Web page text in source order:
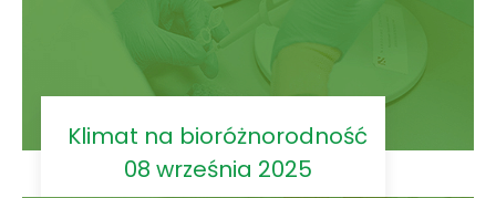
Klimat na bioróżnorodność
08 września 2025